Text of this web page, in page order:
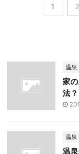
1 2
温泉
家
法？
温泉
温